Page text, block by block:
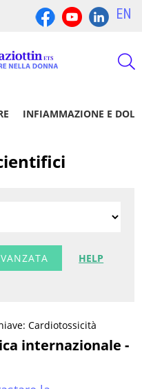
EN
INFIAMMAZIONE E
HELP
Cardiotossicità
internazionale -